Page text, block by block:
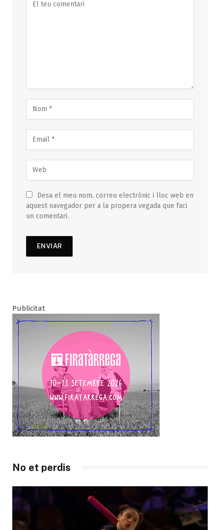
Desa el meu nom, correu electrònic i lloc web en
aquest navegador per a la propera vegada que faci
un comentari.
Publicitat
No et perdis